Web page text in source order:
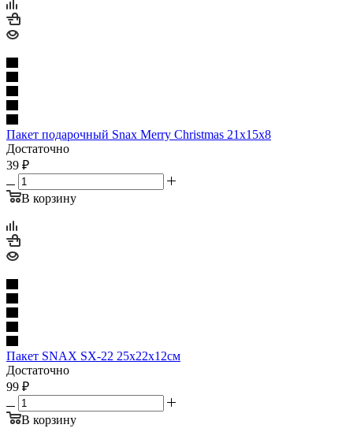
Пакет подарочный Snax Merry Christmas 21x15x8
Достаточно
39 ₽
В корзину
Пакет SNAX SX-22 25x22x12см
Достаточно
99 ₽
В корзину